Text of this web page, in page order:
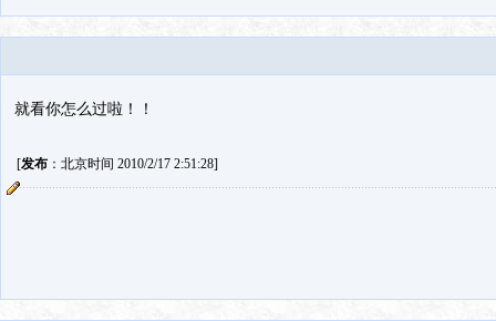
就看你怎么过啦！！
[发布：北京时间 2010/2/17 2:51:28]